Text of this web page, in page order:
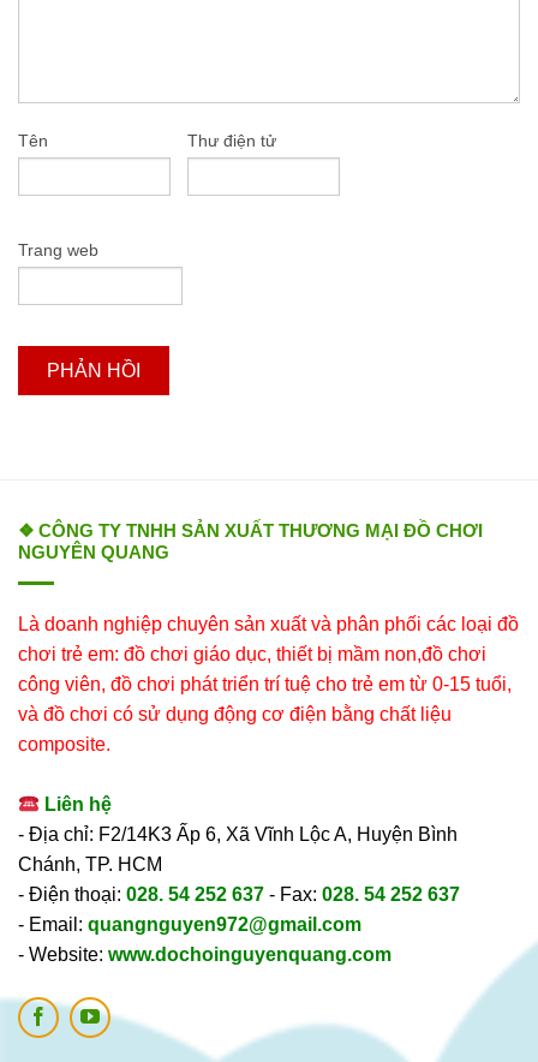
Tên Thư điện tử
Trang web
❖ CÔNG TY TNHH SẢN XUẤT THƯƠNG MẠI ĐỒ CHƠI
NGUYÊN QUANG
Là doanh nghiệp chuyên sản xuất và phân phối các loại đồ
chơi trẻ em: đồ chơi giáo dục, thiết bị mầm non,đồ chơi
công viên, đồ chơi phát triển trí tuệ cho trẻ em từ 0-15 tuổi,
và đồ chơi có sử dụng động cơ điện bằng chất liệu
composite.
Liên hệ
- Địa chỉ: F2/14K3 Ấp 6, Xã Vĩnh Lộc A, Huyện Bình
Chánh, TP. HCM
- Điện thoại: 028. 54 252 637 - Fax: 028. 54 252 637
- Email: quangnguyen972@gmail.com
- Website: www.dochoinguyenquang.com